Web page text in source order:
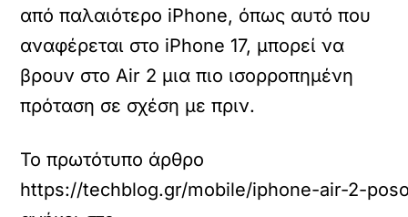
από παλαιότερο iPhone, όπως αυτό που
αναφέρεται στο iPhone 17, μπορεί να
βρουν στο Air 2 μια πιο ισορροπημένη
πρόταση σε σχέση με πριν.
Το πρωτότυπο άρθρο
https://techblog.gr/mobile/iphone-air-2-